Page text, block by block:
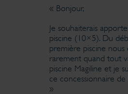
« Bonjour,
Je souhaiterais
piscine (10×5). Du
première piscine nous
rarement quand tout
piscine Magiline et je
ce concessionnaire de
»